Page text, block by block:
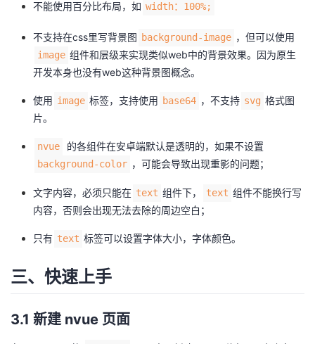
不能使用百分比布局，如 width：100%;
不支持在css里写背景图 background-image ，但可以使用
image 组件和层级来实现类似web中的背景效果。因为原生
开发本身也没有web这种背景图概念。
使用 image 标签，支持使用 base64 ，不支持 svg 格式图
片。
nvue 的各组件在安卓端默认是透明的，如果不设置
background-color ，可能会导致出现重影的问题；
文字内容，必须只能在 text 组件下， text 组件不能换行写
内容，否则会出现无法去除的周边空白；
只有 text 标签可以设置字体大小，字体颜色。
三、快速上手
3.1 新建 nvue 页面